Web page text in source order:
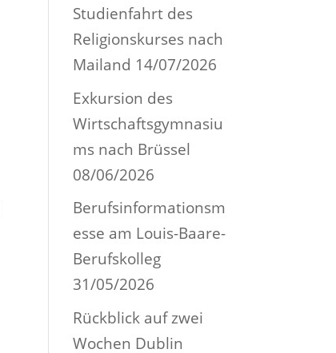
Studienfahrt des
Religionskurses nach
Mailand 14/07/2026
Exkursion des
Wirtschaftsgymnasiu
ms nach Brüssel
08/06/2026
Berufsinformationsm
esse am Louis-Baare-
Berufskolleg
31/05/2026
Rückblick auf zwei
Wochen Dublin